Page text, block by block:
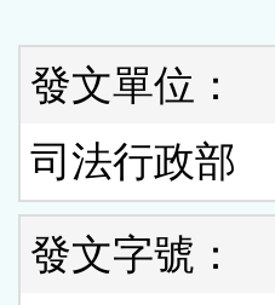
發文單位：
司法行政部
發文字號：